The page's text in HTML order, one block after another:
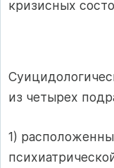
кризисных
из четырех
1)